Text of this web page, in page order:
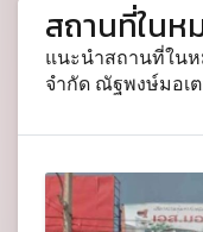
สถานที่ในห
แนะนำสถานที่ใน
จำกัด ณัฐพงษ์มอเ